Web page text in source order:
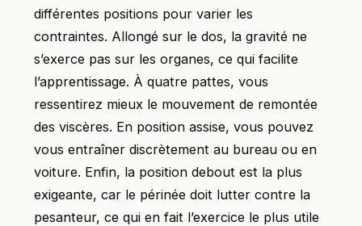
différentes positions pour varier les
contraintes. Allongé sur le dos, la gravité ne
s’exerce pas sur les organes, ce qui facilite
l’apprentissage. À quatre pattes, vous
ressentirez mieux le mouvement de remontée
des viscères. En position assise, vous pouvez
vous entraîner discrètement au bureau ou en
voiture. Enfin, la position debout est la plus
exigeante, car le périnée doit lutter contre la
pesanteur, ce qui en fait l’exercice le plus utile